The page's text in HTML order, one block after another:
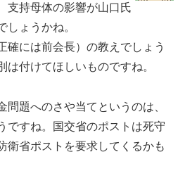
支持母体の影響が山口氏
しょうかね。
確には前会長）の教えでしょう
は付けてほしいものですね。
問題へのさや当てというのは、
ですね。国交省のポストは死守
衛省ポストを要求してくるかも